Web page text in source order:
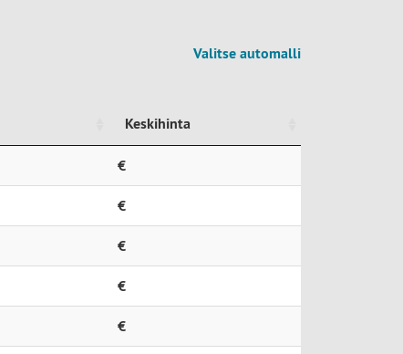
Valitse automalli
Keskihinta
Keskihinta
€
€
€
€
€